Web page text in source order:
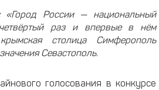
России — национальный
раз и впервые в нём
столица Симферополь
Севастополь.
голосования в конкурсе